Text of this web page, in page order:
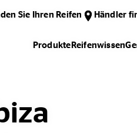
Sie Ihren Reifen Händler
Produkte Reifenwissen